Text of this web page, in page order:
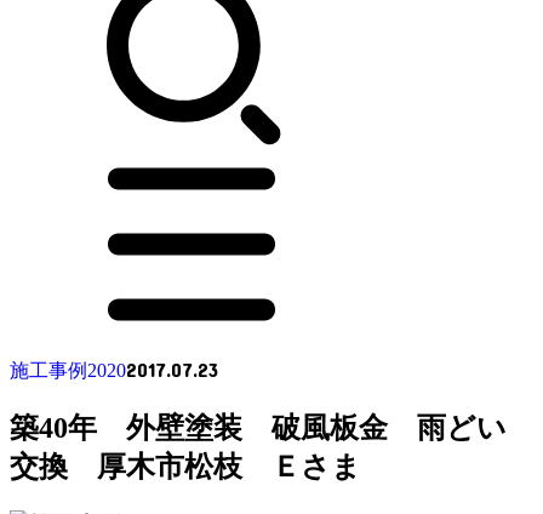
施工事例20202017.07.23
築40年 外壁塗装 破風板金 雨どい
交換 厚木市松枝 Ｅさま